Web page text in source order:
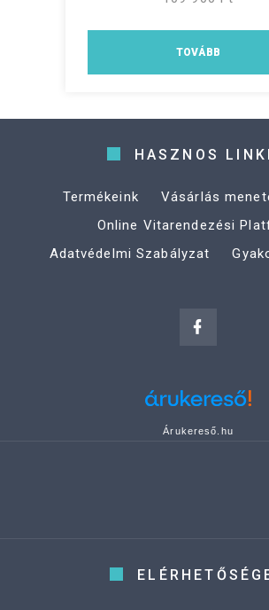
TOVÁBB
HASZNOS
Termékeink Vásárlás
Online Vitarendezési
Adatvédelmi Szabályzat
Árukereső.hu